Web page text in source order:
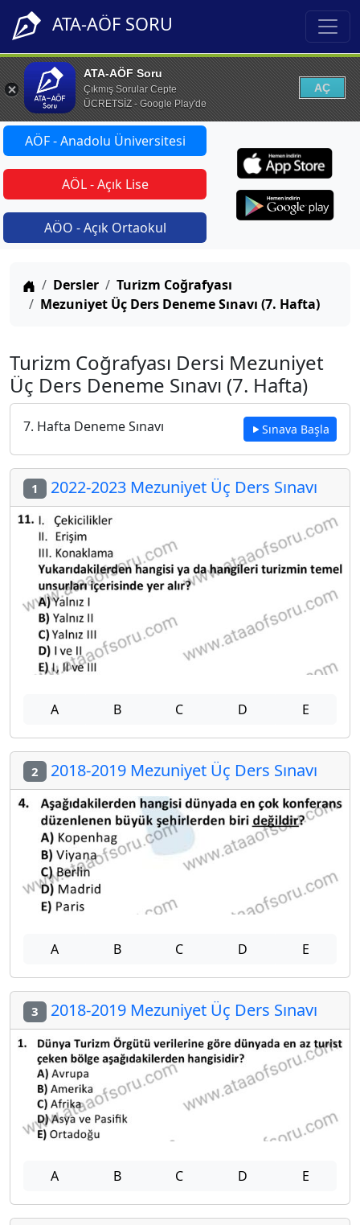
ATA-AÖF SORU
ATA-AÖF Soru
Çıkmış Sorular Cepte
ÜCRETSİZ - Google Play'de
AÇ
AÖF - Anadolu Üniversitesi
AÖL - Açık Lise
AÖO - Açık Ortaokul
Anasayfa
Dersler
Turizm Coğrafyası
Mezuniyet Üç Ders Deneme Sınavı (7. Hafta)
Turizm Coğrafyası Dersi Mezuniyet
Üç Ders Deneme Sınavı (7. Hafta)
7. Hafta Deneme Sınavı Sınava Başla
1 2022-2023 Mezuniyet Üç Ders Sınavı
A B C D E
2 2018-2019 Mezuniyet Üç Ders Sınavı
A B C D E
3 2018-2019 Mezuniyet Üç Ders Sınavı
A B C D E